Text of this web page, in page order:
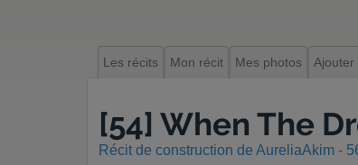
Les récits Mon récit Mes photos Ajouter
[54] When The
Récit de construction de AureliaAkim -